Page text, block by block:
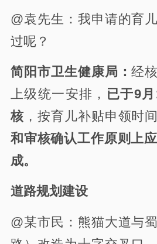
@袁先生：我申请的育
过呢？
简阳市卫生健康局：经
上级统一安排， 已于9
核，按育儿补贴申领时
和审核确认工作原则上
成。
道路规划建设
@某市民：熊猫大道与